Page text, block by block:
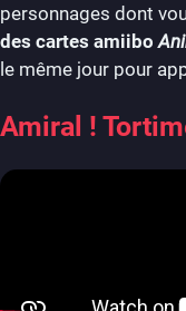
personnages dont
des cartes amiibo
le même jour pour
Amiral !